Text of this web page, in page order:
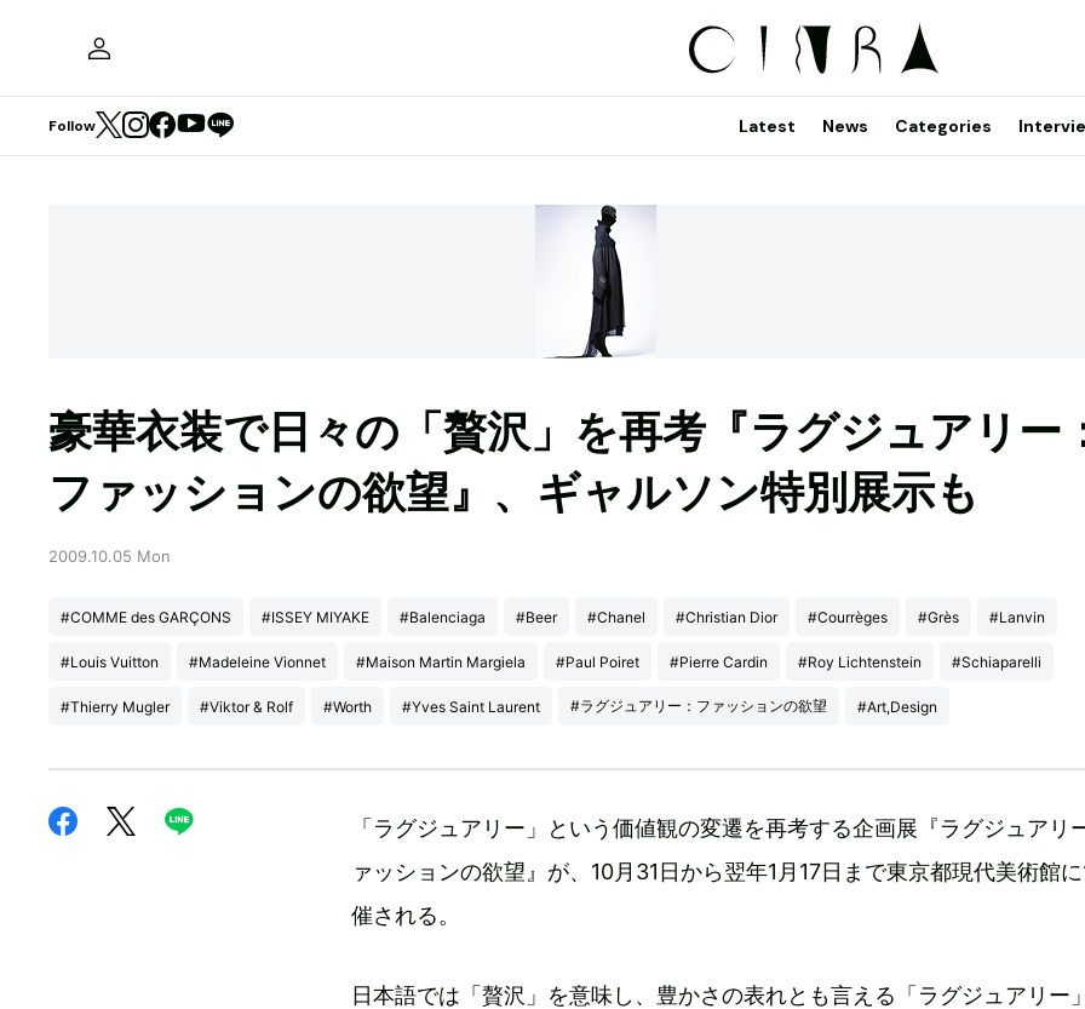
Follow Latest News Categories
豪華衣装で日々の「贅沢」を再考『ラグジュアリー
ファッションの欲望』、ギャルソン特別展示も
2009.10.05 Mon
#COMME des GARÇONS #ISSEY MIYAKE #Balenciaga #Beer #Chanel #Christian Dior #Courrèges #Grès #Lanvin
#Louis Vuitton #Madeleine Vionnet #Maison Martin Margiela #Paul Poiret #Pierre Cardin #Roy Lichtenstein #Schiaparelli
#Thierry Mugler #Viktor & Rolf #Worth #Yves Saint Laurent #ラグジュアリー：ファッションの欲望 #Art,Design
「ラグジュアリー」という価値観の変遷を再考する企画展『ラグジュアリ
ァッションの欲望』が、10月31日から翌年1月17日まで東京都現代美術館
催される。
日本語では「贅沢」を意味し、豊かさの表れとも言える「ラグジュアリー